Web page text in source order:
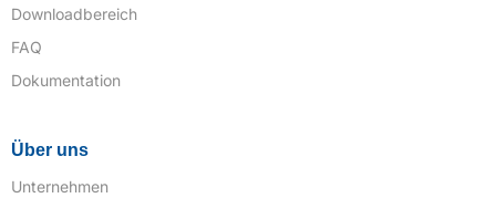
Downloadbereich
FAQ
Dokumentation
Über uns
Unternehmen